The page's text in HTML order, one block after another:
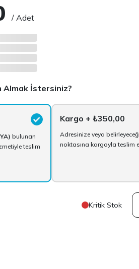
/ Adet
Almak İstersiniz?
bulunan
teslim
Kargo + ₺350,00
Adresinize veya
noktasına kargoyla teslim
Kritik Stok